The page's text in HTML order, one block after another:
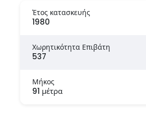
Έτος κατασκευής
1980
Χωρητικότητα Επιβάτη
537
Μήκος
91 μέτρα